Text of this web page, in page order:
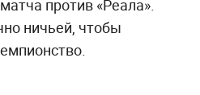
против «Реала».
ничьей, чтобы